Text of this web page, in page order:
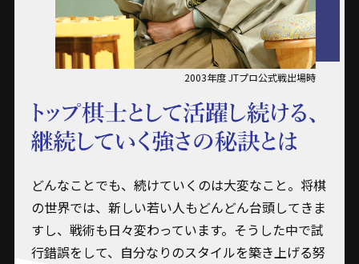
2003年度 JTプロ公式戦出場時
どんなことでも、続けていくのは大変なこと。将棋
の世界では、新しい若い人もどんどん台頭してきま
すし、戦術も日々変わっています。そうした中で試
行錯誤をして、自分なりのスタイルを築き上げる努